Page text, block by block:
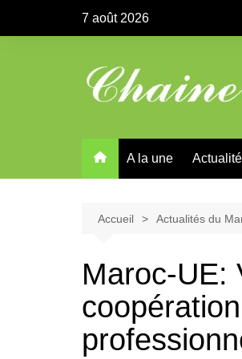
7 août 2026
A la une
Accueil Actualités du
Maroc-UE: